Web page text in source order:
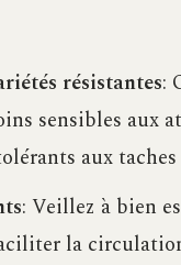
résistantes:
sensibles aux
aux
: Veillez à bien
la